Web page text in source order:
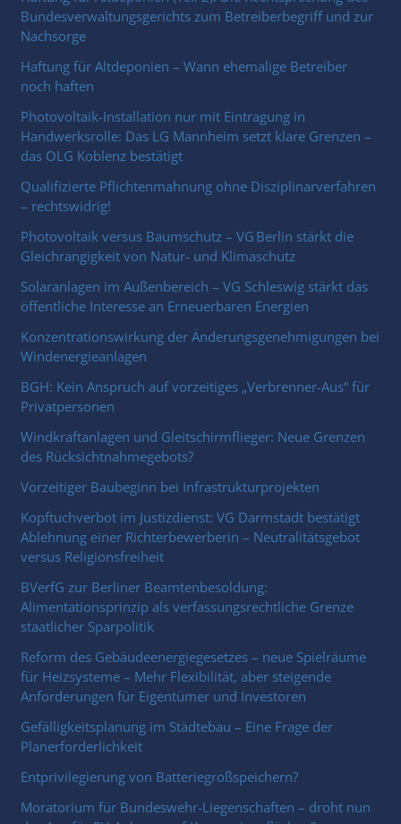
Bundesverwaltungsgerichts zum Betreiberbegriff und zur
Nachsorge
Haftung für Altdeponien – Wann ehemalige Betreiber
noch haften
Photovoltaik-Installation nur mit Eintragung in
Handwerksrolle: Das LG Mannheim setzt klare Grenzen –
das OLG Koblenz bestätigt
Qualifizierte Pflichtenmahnung ohne Disziplinarverfahren
– rechtswidrig!
Photovoltaik versus Baumschutz – VG Berlin stärkt die
Gleichrangigkeit von Natur- und Klimaschutz
Solaranlagen im Außenbereich – VG Schleswig stärkt das
öffentliche Interesse an Erneuerbaren Energien
Konzentrationswirkung der Änderungsgenehmigungen bei
Windenergieanlagen
BGH: Kein Anspruch auf vorzeitiges „Verbrenner-Aus“ für
Privatpersonen
Windkraftanlagen und Gleitschirmflieger: Neue Grenzen
des Rücksichtnahmegebots?
Vorzeitiger Baubeginn bei Infrastrukturprojekten
Kopftuchverbot im Justizdienst: VG Darmstadt bestätigt
Ablehnung einer Richterbewerberin – Neutralitätsgebot
versus Religionsfreiheit
BVerfG zur Berliner Beamtenbesoldung:
Alimentationsprinzip als verfassungsrechtliche Grenze
staatlicher Sparpolitik
Reform des Gebäudeenergiegesetzes – neue Spielräume
für Heizsysteme – Mehr Flexibilität, aber steigende
Anforderungen für Eigentümer und Investoren
Gefälligkeitsplanung im Städtebau – Eine Frage der
Planerforderlichkeit
Entprivilegierung von Batteriegroßspeichern?
Moratorium für Bundeswehr-Liegenschaften – droht nun